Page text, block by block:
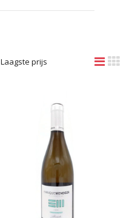
Laagste prijs